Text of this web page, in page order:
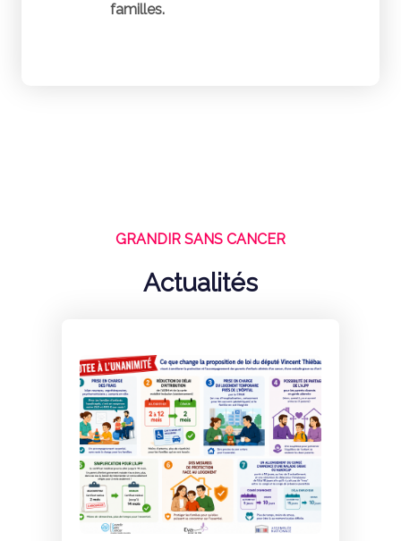
familles.
GRANDIR SANS CANCER
Actualités